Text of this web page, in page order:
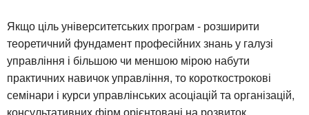
Якщо ціль університетських програм - розширити
теоретичний фундамент професійних знань у галузі
управління і більшою чи меншою мірою набути
практичних навичок управління, то короткострокові
семінари і курси управлінських асоціацій та організацій,
консультативних фірм орієнтовані на розвиток